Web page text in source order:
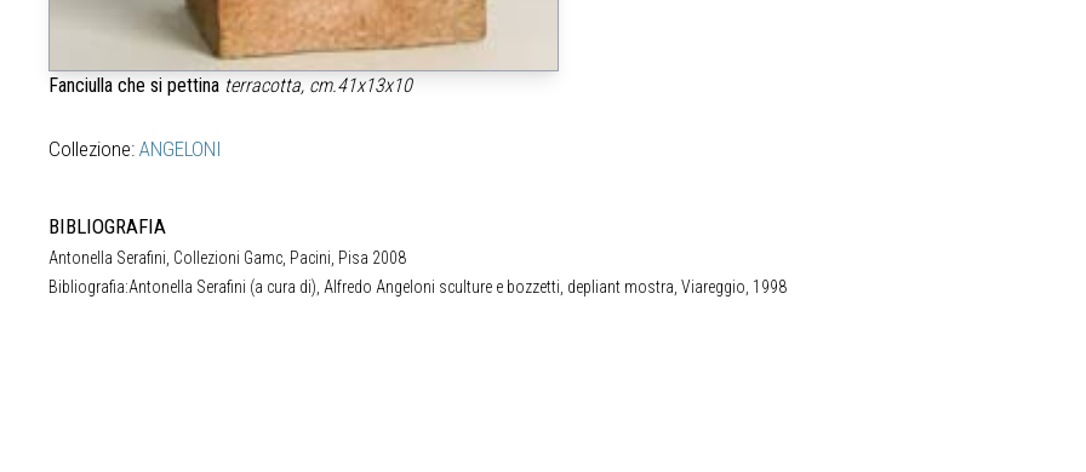
Fanciulla che si pettina terracotta, cm.41x13x10
Collezione: ANGELONI
BIBLIOGRAFIA
Antonella Serafini, Collezioni Gamc, Pacini, Pisa 2008
Bibliografia:Antonella Serafini (a cura di), Alfredo Angeloni sculture e bozzetti, depliant mostra, Viareggio, 1998